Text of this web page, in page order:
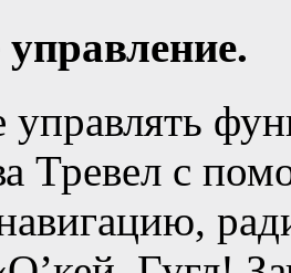
управление.
Тревел с